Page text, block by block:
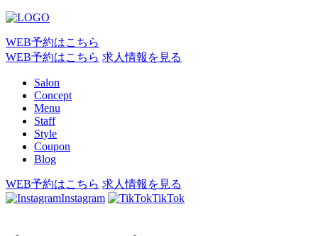
WEB予約はこちら
WEB予約はこちら 求人情報を見る
Salon
Concept
Menu
Staff
Style
Coupon
Blog
WEB予約はこちら 求人情報を見る
Instagram
TikTok